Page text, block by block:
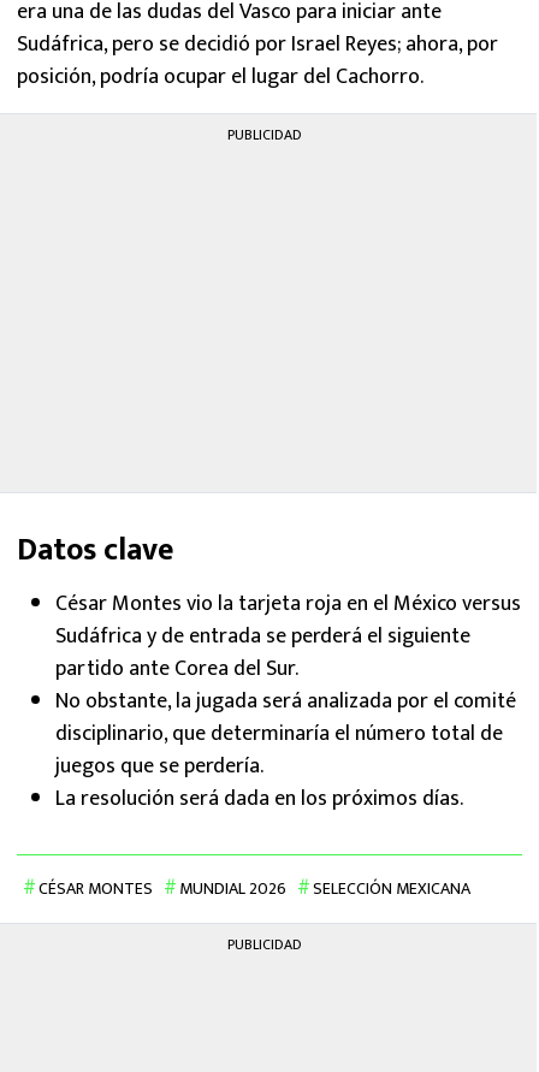
era una de las dudas del Vasco para iniciar ante
Sudáfrica, pero se decidió por Israel Reyes; ahora, por
posición, podría ocupar el lugar del Cachorro.
PUBLICIDAD
Datos clave
César Montes vio la tarjeta roja en el México versus
Sudáfrica y de entrada se perderá el siguiente
partido ante Corea del Sur.
No obstante, la jugada será analizada por el comité
disciplinario, que determinaría el número total de
juegos que se perdería.
La resolución será dada en los próximos días.
CÉSAR MONTES MUNDIAL 2026 SELECCIÓN MEXICANA
PUBLICIDAD